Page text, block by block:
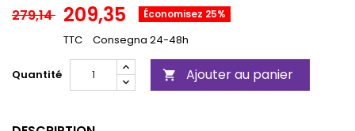
279,14 209,35 Économisez 25%
TTC Consegna 24-48h
Quantité  Ajouter au panier